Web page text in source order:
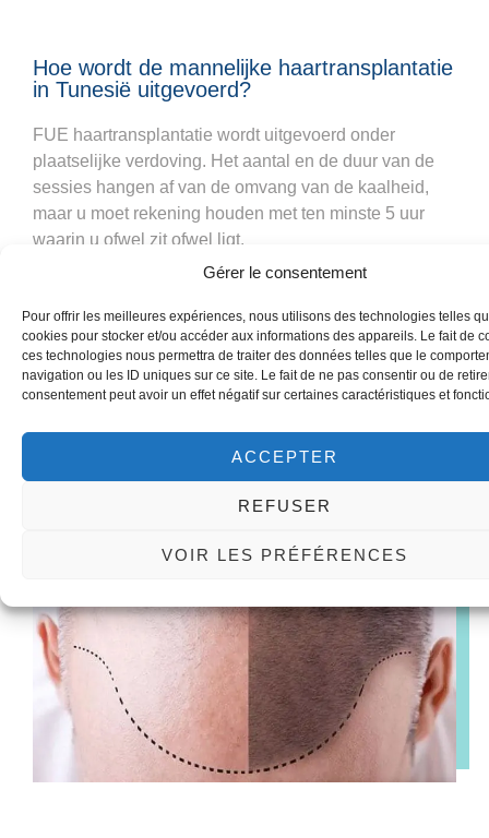
Gérer le consentement
Pour offrir les meilleures expériences, nous utilisons des technologies telles
cookies pour stocker et/ou accéder aux informations des appareils. Le fait de
ces technologies nous permettra de traiter des données telles que le
navigation ou les ID uniques sur ce site. Le fait de ne pas consentir ou de
consentement peut avoir un effet négatif sur certaines caractéristiques et
ACCEPTER
REFUSER
VOIR LES PRÉFÉRENCES
Hoe wordt de mannelijke haartransplantatie
in Tunesië uitgevoerd?
FUE haartransplantatie wordt uitgevoerd onder
plaatselijke verdoving. Het aantal en de duur van de
sessies hangen af van de omvang van de kaalheid,
maar u moet rekening houden met ten minste 5 uur
waarin u ofwel zit ofwel ligt.
De arts begint met het verwijderen van de bollen aan
de achterkant van het hoofd met een klein scalpel (1
tot 0,7 mm in diameter). Vervolgens plaatst hij ze
rechtstreeks in de op te vullen ruimte, waarbij hij
ervoor zorgt dat ze zo strak mogelijk worden geplaatst